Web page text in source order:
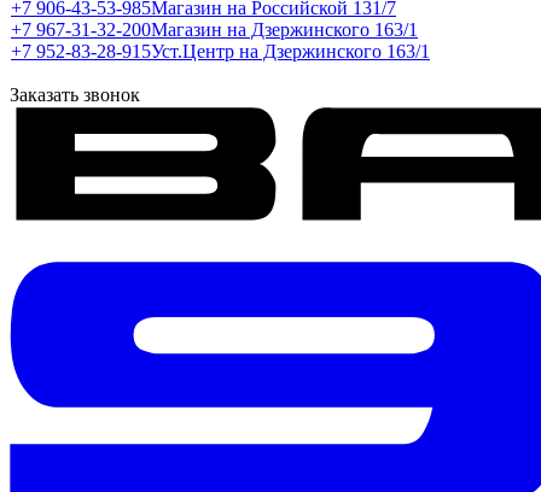
+7 906-43-53-985Магазин на Российской 131/7
+7 967-31-32-200Магазин на Дзержинского 163/1
+7 952-83-28-915Уст.Центр на Дзержинского 163/1
Заказать звонок